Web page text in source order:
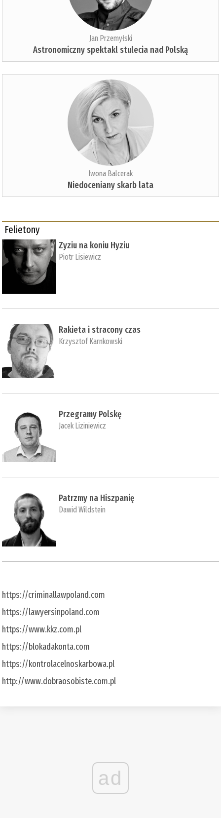
Jan Przemyłski
Astronomiczny spektakl stulecia nad Polską
Iwona Balcerak
Niedoceniany skarb lata
Felietony
Zyziu na koniu Hyziu
Piotr Lisiewicz
Rakieta i stracony czas
Krzysztof Karnkowski
Przegramy Polskę
Jacek Liziniewicz
Patrzmy na Hiszpanię
Dawid Wildstein
https://criminallawpoland.com
https://lawyersinpoland.com
https://www.kkz.com.pl
https://blokadakonta.com
https://kontrolacelnoskarbowa.pl
http://www.dobraosobiste.com.pl
ad